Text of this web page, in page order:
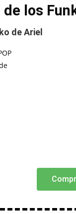
los
de Ariel